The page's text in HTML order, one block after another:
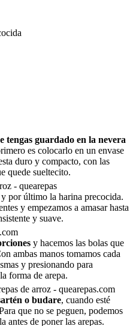
tengas guardado en la nevera
es colocarlo en un envase
duro y compacto, con las
quede sueltecito.
y por último la harina precocida.
y empezamos a amasar hasta
y suave.
y hacemos las bolas que
ambas manos tomamos cada
y presionando para
forma de arepa.
o budare, cuando esté
que no se peguen, podemos
antes de poner las arepas.